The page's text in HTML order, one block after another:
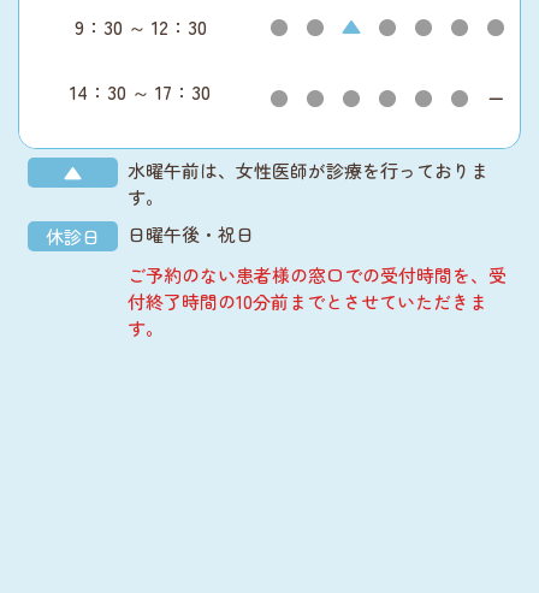
9：30 ～ 12：30 ● ● ▲ ● ● ● ●
14：30 ～ 17：30 ● ● ● ● ● ● ー
▲
水曜午前は、女性医師が診療を行っておりま
す。
休診日
日曜午後・祝日
ご予約のない患者様の窓口での受付時間を、受
付終了時間の10分前までとさせていただきま
す。